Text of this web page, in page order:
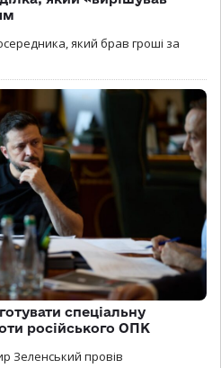
який брав гроші за
спеціальну
російського ОПК
Зеленський провів